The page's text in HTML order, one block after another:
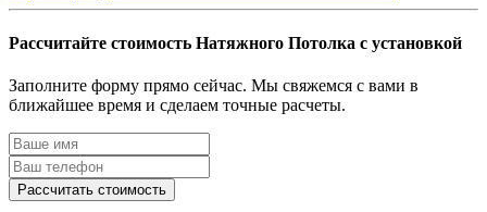
Рассчитайте стоимость Натяжного Потолка с установкой
Заполните форму прямо сейчас. Мы свяжемся с вами в
ближайшее время и сделаем точные расчеты.